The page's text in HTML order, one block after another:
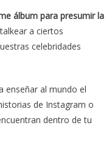
álbum para presumir la
a ciertos
celebridades
enseñar al mundo el
de Instagram o
dentro de tu